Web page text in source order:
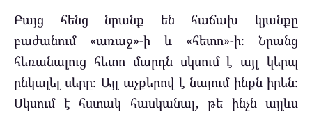
Բայց հենց նրանք են հաճախ կյանքը
բաժանում «առաջ»-ի և «հետո»-ի։ Նրանց
հեռանալուց հետո մարդն սկսում է այլ կերպ
ընկալել սերը։ Այլ աչքերով է նայում ինքն իրեն։
Սկսում է հստակ հասկանալ, թե ինչն այլևս